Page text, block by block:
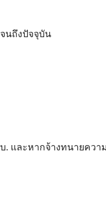
นถึงปัจจุบัน
. และหากจ้างทนายควา